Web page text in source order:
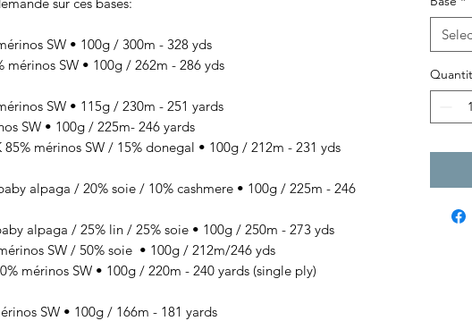
SW • 100g / 300m - 328 yds
mérinos SW • 100g / 262m - 286 yds
SW • 115g / 230m - 251 yards
SW • 100g / 225m- 246 yards
mérinos SW / 15% donegal • 100g / 212m - 231 yds
alpaga / 20% soie / 10% cashmere • 100g / 225m - 246
alpaga / 25% lin / 25% soie • 100g / 250m - 273 yds
SW / 50% soie • 100g / 212m/246 yds
mérinos SW • 100g / 220m - 240 yards (single ply)
SW • 100g / 166m - 181 yards